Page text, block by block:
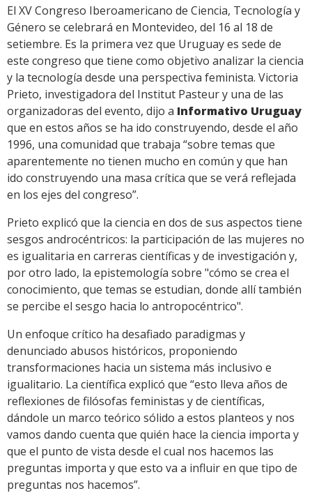
Link
El XV Congreso Iberoamericano de Ciencia, Tecnología y
Género se celebrará en Montevideo, del 16 al 18 de
setiembre. Es la primera vez que Uruguay es sede de
este congreso que tiene como objetivo analizar la ciencia
y la tecnología desde una perspectiva feminista. Victoria
Prieto, investigadora del Institut Pasteur y una de las
organizadoras del evento, dijo a Informativo Uruguay
que en estos años se ha ido construyendo, desde el año
1996, una comunidad que trabaja “sobre temas que
aparentemente no tienen mucho en común y que han
ido construyendo una masa crítica que se verá reflejada
en los ejes del congreso”.
Prieto explicó que la ciencia en dos de sus aspectos tiene
sesgos androcéntricos: la participación de las mujeres no
es igualitaria en carreras científicas y de investigación y,
por otro lado, la epistemología sobre "cómo se crea el
conocimiento, que temas se estudian, donde allí también
se percibe el sesgo hacia lo antropocéntrico".
Un enfoque crítico ha desafiado paradigmas y
denunciado abusos históricos, proponiendo
transformaciones hacia un sistema más inclusivo e
igualitario. La científica explicó que “esto lleva años de
reflexiones de filósofas feministas y de científicas,
dándole un marco teórico sólido a estos planteos y nos
vamos dando cuenta que quién hace la ciencia importa y
que el punto de vista desde el cual nos hacemos las
preguntas importa y que esto va a influir en que tipo de
preguntas nos hacemos”.